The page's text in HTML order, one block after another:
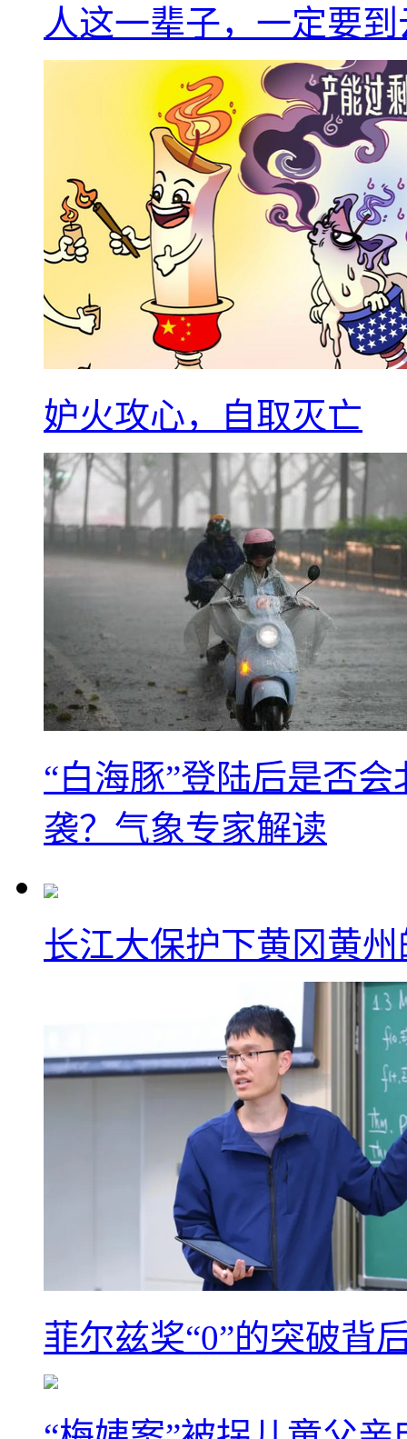
人这一辈子，一定要
妒火攻心，自取灭亡
“白海豚”登陆后是否
袭？气象专家解读
长江大保护下黄冈黄
菲尔兹奖“0”的突破背